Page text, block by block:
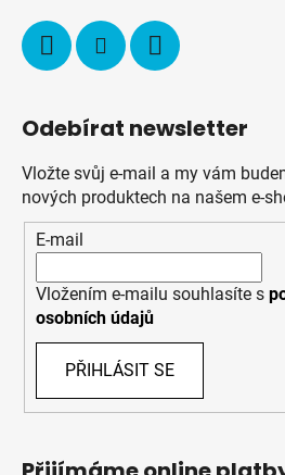
Odebírat newsletter
Vložte svůj e-mail a my vám
nových produktech na našem e-
E-mail
Vložením e-mailu souhlasíte s
osobních údajů
PŘIHLÁSIT SE